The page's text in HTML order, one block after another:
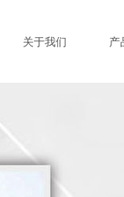
关于我们 产